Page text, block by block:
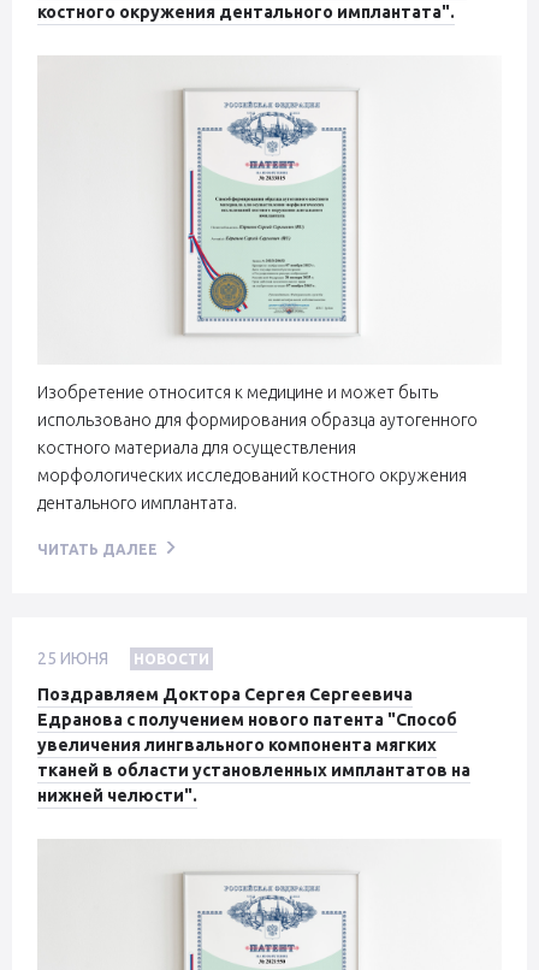
костного окружения дентального имплантата".
Изобретение относится к медицине и может быть
использовано для формирования образца аутогенного
костного материала для осуществления
морфологических исследований костного окружения
дентального имплантата.
ЧИТАТЬ ДАЛЕЕ
25 ИЮНЯ НОВОСТИ
Поздравляем Доктора Сергея Сергеевича
Едранова с получением нового патента "Способ
увеличения лингвального компонента мягких
тканей в области установленных имплантатов на
нижней челюсти".